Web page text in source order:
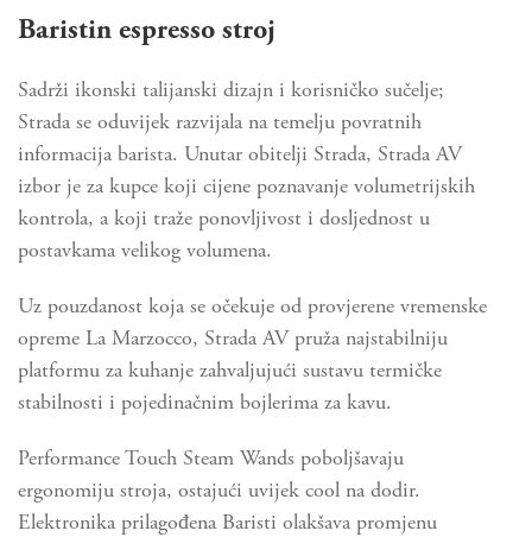
Baristin espresso stroj
Sadrži ikonski talijanski dizajn i korisničko sučelje;
Strada se oduvijek razvijala na temelju povratnih
informacija barista. Unutar obitelji Strada, Strada AV
izbor je za kupce koji cijene poznavanje volumetrijskih
kontrola, a koji traže ponovljivost i dosljednost u
postavkama velikog volumena.
Uz pouzdanost koja se očekuje od provjerene vremenske
opreme La Marzocco, Strada AV pruža najstabilniju
platformu za kuhanje zahvaljujući sustavu termičke
stabilnosti i pojedinačnim bojlerima za kavu.
Performance Touch Steam Wands poboljšavaju
ergonomiju stroja, ostajući uvijek cool na dodir.
Elektronika prilagođena Baristi olakšava promjenu